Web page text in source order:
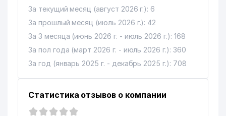
За текущий месяц (август 2026 г.): 6
За прошлый месяц (июль 2026 г.): 42
За 3 месяца (июнь 2026 г. - июль 2026 г.): 168
За пол года (март 2026 г. - июль 2026 г.): 360
За год (январь 2025 г. - декабрь 2025 г.): 708
Статистика отзывов о компании